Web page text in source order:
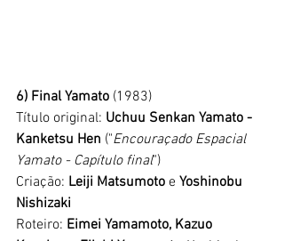
6) Final Yamato (1983)
Título original: Uchuu Senkan Yamato -
Kanketsu Hen ("Encouraçado Espacial
Yamato - Capítulo final")
Criação: Leiji Matsumoto e Yoshinobu
Nishizaki
Roteiro: Eimei Yamamoto, Kazuo